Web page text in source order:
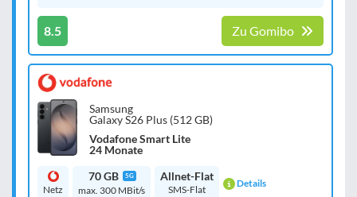
8.5 Zu Gomibo
Samsung
Galaxy S26 Plus (512 GB)
Vodafone Smart Lite
24 Monate
Netz
70 GB 5G
max. 300 MBit/s
Allnet-Flat
SMS-Flat Details